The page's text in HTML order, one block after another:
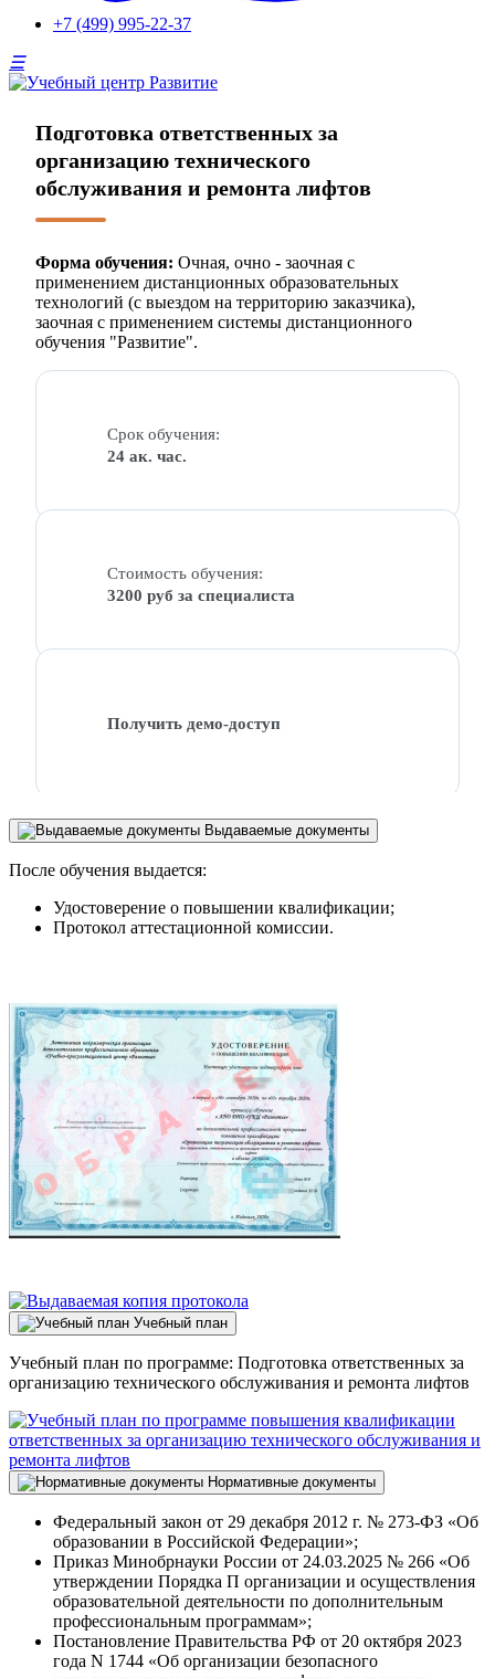
+7 (499) 995-22-37
Подготовка ответственных за
организацию технического
обслуживания и ремонта лифтов
Форма обучения: Очная, очно - заочная с
применением дистанционных образовательных
технологий (с выездом на территорию заказчика),
заочная с применением системы дистанционного
обучения "Развитие".
Срок обучения:
24 ак. час.
Стоимость обучения:
3200 руб за специалиста
Получить демо-доступ
Выдаваемые документы
После обучения выдается:
Удостоверение о повышении квалификации;
Протокол аттестационной комиссии.
Учебный план
Учебный план по программе: Подготовка ответственных за
организацию технического обслуживания и ремонта лифтов
Нормативные документы
Федеральный закон от 29 декабря 2012 г. № 273-ФЗ «Об
образовании в Российской Федерации»;
Приказ Минобрнауки России от 24.03.2025 № 266 «Об
утверждении Порядка П организации и осуществления
образовательной деятельности по дополнительным
профессиональным программам»;
Постановление Правительства РФ от 20 октября 2023
года N 1744 «Об организации безопасного